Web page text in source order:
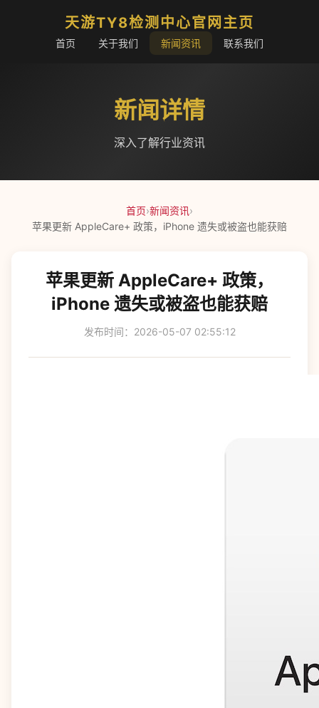
天游TY8检测中心官网主页
首页 关于我们 新闻资讯 联系我们
新闻详情
深入了解行业资讯
首页›新闻资讯›
苹果更新 AppleCare+ 政策，iPhone 遗失或被盗也能获赔
苹果更新 AppleCare+ 政策，
iPhone 遗失或被盗也能获赔
发布时间：2026-05-07 02:55:12